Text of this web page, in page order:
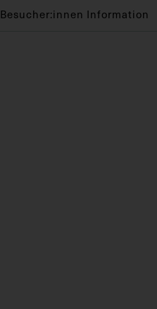
Besucher:innen Information